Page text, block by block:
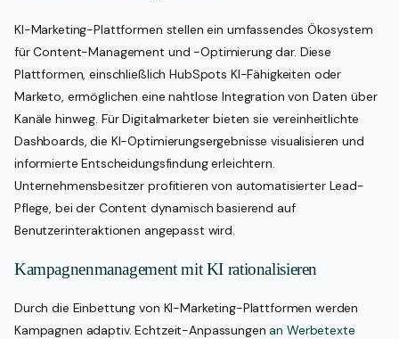
KI-Marketing-Plattformen stellen ein umfassendes Ökosystem
für Content-Management und -Optimierung dar. Diese
Plattformen, einschließlich HubSpots KI-Fähigkeiten oder
Marketo, ermöglichen eine nahtlose Integration von Daten über
Kanäle hinweg. Für Digitalmarketer bieten sie vereinheitlichte
Dashboards, die KI-Optimierungsergebnisse visualisieren und
informierte Entscheidungsfindung erleichtern.
Unternehmensbesitzer profitieren von automatisierter Lead-
Pflege, bei der Content dynamisch basierend auf
Benutzerinteraktionen angepasst wird.
Kampagnenmanagement mit KI rationalisieren
Durch die Einbettung von KI-Marketing-Plattformen werden
Kampagnen adaptiv. Echtzeit-Anpassungenan Werbetexte